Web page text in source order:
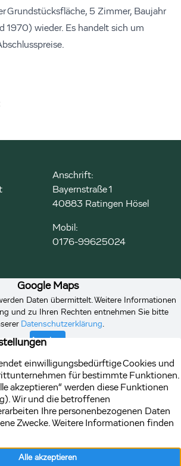
Grundstücksfläche, 5 Zimmer, Baujahr
1970) wieder. Es handelt sich um
Anschrift:
Bayernstraße 1
40883 Ratingen Hösel
Mobil:
0176-99625024